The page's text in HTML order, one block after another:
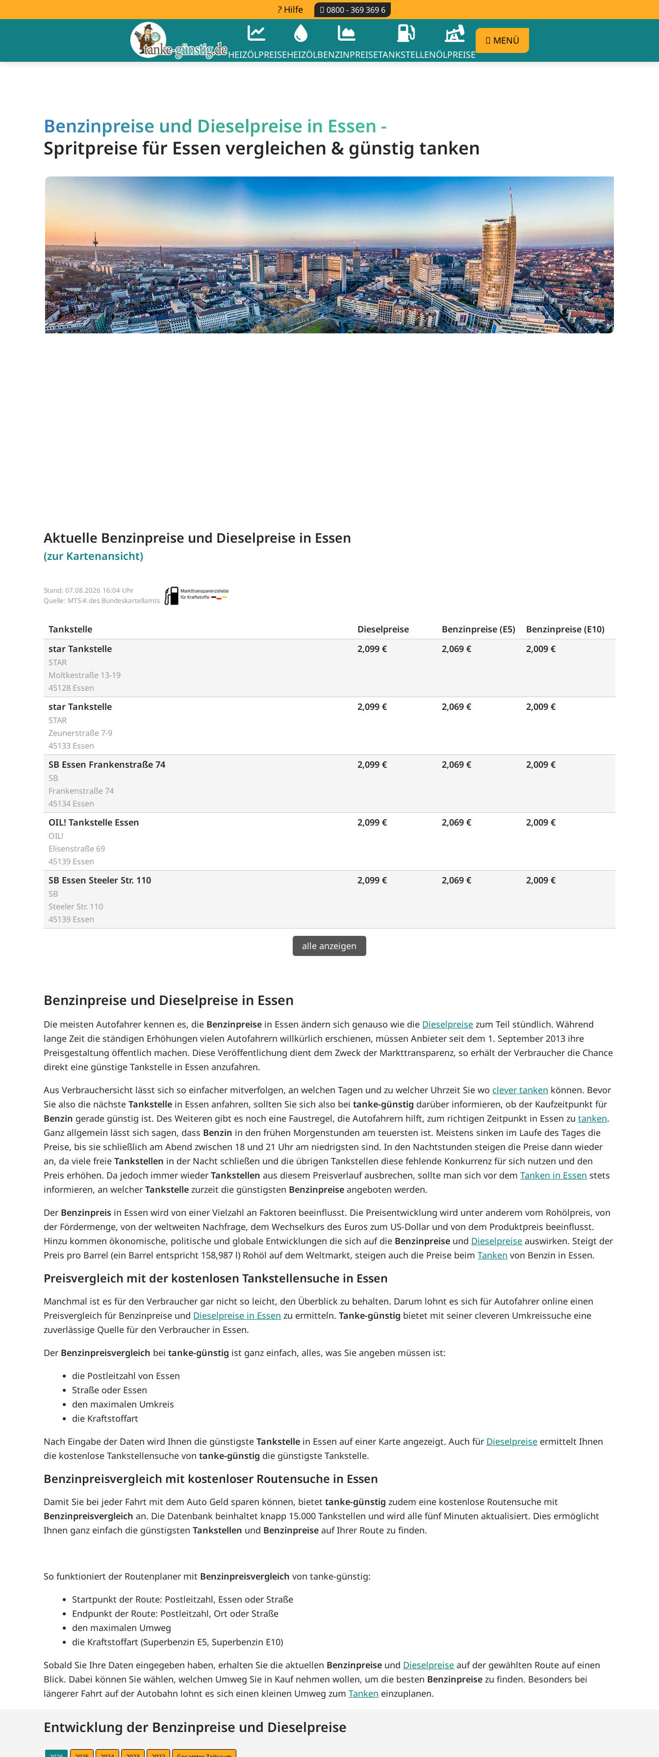
Hilfe 0800 - 369 369 6
HEIZÖLPREISEHEIZÖLBENZINPREISETANKSTELLENÖLPREISE
MENÜ
Benzinpreise und Dieselpreise in Essen -
Spritpreise für Essen vergleichen & günstig tanken
Aktuelle Benzinpreise und Dieselpreise in Essen
(zur Kartenansicht)
Stand: 07.08.2026 16:04 Uhr
Quelle: MTS-K des Bundeskartellamts
Tankstelle Dieselpreise Benzinpreise (E5)
Benzinpreise (E10)
star Tankstelle
STAR
Moltkestraße 13-19
45128 Essen
2,099 € 2,069 € 2,009 €
star Tankstelle
STAR
Zeunerstraße 7-9
45133 Essen
2,099 € 2,069 € 2,009 €
SB Essen Frankenstraße 74
SB
Frankenstraße 74
45134 Essen
2,099 € 2,069 € 2,009 €
OIL! Tankstelle Essen
OIL!
Elisenstraße 69
45139 Essen
2,099 € 2,069 € 2,009 €
SB Essen Steeler Str. 110
SB
Steeler Str. 110
45139 Essen
2,099 € 2,069 € 2,009 €
alle anzeigen
Benzinpreise und Dieselpreise in Essen
Die meisten Autofahrer kennen es, die Benzinpreise in Essen ändern sich genauso wie die Dieselpreise zum Teil stündlich. Während
lange Zeit die ständigen Erhöhungen vielen Autofahrern willkürlich erschienen, müssen Anbieter seit dem 1. September 2013 ihre
Preisgestaltung öffentlich machen. Diese Veröffentlichung dient dem Zweck der Markttransparenz, so erhält der Verbraucher die Chance
direkt eine günstige Tankstelle in Essen anzufahren.
Aus Verbrauchersicht lässt sich so einfacher mitverfolgen, an welchen Tagen und zu welcher Uhrzeit Sie wo clever tanken können. Bevor
Sie also die nächsteTankstelle in Essen anfahren, sollten Sie sich also beitanke-günstig darüber informieren, ob der Kaufzeitpunkt für
Benzin gerade günstig ist. Des Weiteren gibt es noch eine Faustregel, die Autofahrern hilft, zum richtigen Zeitpunkt in Essen zutanken.
Ganz allgemein lässt sich sagen, dass Benzin in den frühen Morgenstunden am teuersten ist. Meistens sinken im Laufe des Tages die
Preise, bis sie schließlich am Abend zwischen 18 und 21 Uhr am niedrigsten sind. In den Nachtstunden steigen die Preise dann wieder
an, da viele freieTankstellen in der Nacht schließen und die übrigen Tankstellen diese fehlende Konkurrenz für sich nutzen und den
Preis erhöhen. Da jedoch immer wiederTankstellen aus diesem Preisverlauf ausbrechen, sollte man sich vor demTanken in Essen stets
informieren, an welcherTankstelle zurzeit die günstigsten Benzinpreise angeboten werden.
Der Benzinpreis in Essen wird von einer Vielzahl an Faktoren beeinflusst. Die Preisentwicklung wird unter anderem vom Rohölpreis, von
der Fördermenge, von der weltweiten Nachfrage, dem Wechselkurs des Euros zum US-Dollar und von dem Produktpreis beeinflusst.
Hinzu kommen ökonomische, politische und globale Entwicklungen die sich auf die Benzinpreise und Dieselpreise auswirken. Steigt der
Preis pro Barrel (ein Barrel entspricht 158,987 l) Rohöl auf dem Weltmarkt, steigen auch die Preise beimTanken von Benzin in Essen.
Preisvergleich mit der kostenlosen Tankstellensuche in Essen
Manchmal ist es für den Verbraucher gar nicht so leicht, den Überblick zu behalten. Darum lohnt es sich für Autofahrer online einen
Preisvergleich für Benzinpreise und Dieselpreise in Essen zu ermitteln.Tanke-günstig bietet mit seiner cleveren Umkreissuche eine
zuverlässige Quelle für den Verbraucher in Essen.
Der Benzinpreisvergleich beitanke-günstig ist ganz einfach, alles, was Sie angeben müssen ist:
die Postleitzahl von Essen
Straße oder Essen
den maximalen Umkreis
die Kraftstoffart
Nach Eingabe der Daten wird Ihnen die günstigsteTankstelle in Essen auf einer Karte angezeigt. Auch für Dieselpreise ermittelt Ihnen
die kostenlose Tankstellensuche vontanke-günstig die günstigste Tankstelle.
Benzinpreisvergleich mit kostenloser Routensuche in Essen
Damit Sie bei jeder Fahrt mit dem Auto Geld sparen können, bietettanke-günstig zudem eine kostenlose Routensuche mit
Benzinpreisvergleich an. Die Datenbank beinhaltet knapp 15.000 Tankstellen und wird alle fünf Minuten aktualisiert. Dies ermöglicht
Ihnen ganz einfach die günstigstenTankstellen und Benzinpreise auf Ihrer Route zu finden.
So funktioniert der Routenplaner mit Benzinpreisvergleich von tanke-günstig:
Startpunkt der Route: Postleitzahl, Essen oder Straße
Endpunkt der Route: Postleitzahl, Ort oder Straße
den maximalen Umweg
die Kraftstoffart (Superbenzin E5, Superbenzin E10)
Sobald Sie Ihre Daten eingegeben haben, erhalten Sie die aktuellen Benzinpreise und Dieselpreise auf der gewählten Route auf einen
Blick. Dabei können Sie wählen, welchen Umweg Sie in Kauf nehmen wollen, um die besten Benzinpreise zu finden. Besonders bei
längerer Fahrt auf der Autobahn lohnt es sich einen kleinen Umweg zumTanken einzuplanen.
Entwicklung der Benzinpreise und Dieselpreise